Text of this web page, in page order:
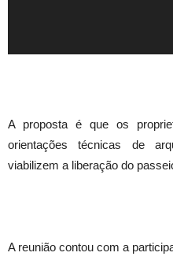
A proposta é que os
orientações técnicas de
viabilizem a liberação do
A reunião contou com a